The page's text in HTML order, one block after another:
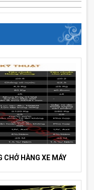
CHỞ HÀNG XE MÁY